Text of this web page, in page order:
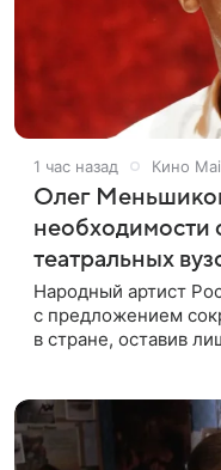
1 час назад Кино
Олег
необходимости
театральных
Народный артист
с предложением
в стране, оставив